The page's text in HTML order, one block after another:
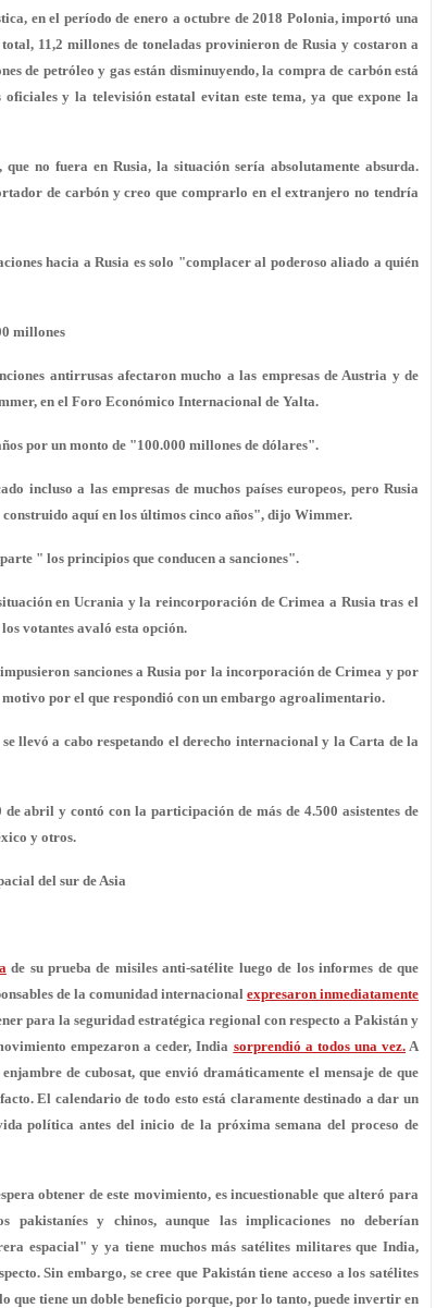
en el período de enero a octubre de 2018 Polonia, importó una
11,2 millones de toneladas provinieron de Rusia y costaron a
de petróleo y gas están disminuyendo, la compra de carbón está
y la televisión estatal evitan este tema, ya que expone la
no fuera en Rusia, la situación sería absolutamente absurda.
de carbón y creo que comprarlo en el extranjero no tendría
hacia a Rusia es solo "complacer al poderoso aliado a quién
millones
antirrusas afectaron mucho a las empresas de Austria y de
en el Foro Económico Internacional de Yalta.
por un monto de "100.000 millones de dólares".
incluso a las empresas de muchos países europeos, pero Rusia
aquí en los últimos cinco años", dijo Wimmer.
" los principios que conducen a sanciones".
en Ucrania y la reincorporación de Crimea a Rusia tras el
votantes avaló esta opción.
sanciones a Rusia por la incorporación de Crimea y por
por el que respondió con un embargo agroalimentario.
llevó a cabo respetando el derecho internacional y la Carta de la
abril y contó con la participación de más de 4.500 asistentes de
y otros.
del sur de Asia
de su prueba de misiles anti-satélite luego de los informes de que
de la comunidad internacionalexpresaron inmediatamente
para la seguridad estratégica regional con respecto a Pakistán y
empezaron a ceder, India sorprendió a todos una vez.A
de cubosat, que envió dramáticamente el mensaje de que
El calendario de todo esto está claramente destinado a dar un
política antes del inicio de la próxima semana del proceso de
obtener de este movimiento, es incuestionable que alteró para
y chinos, aunque las implicaciones no deberían
espacial" y ya tiene muchos más satélites militares que India,
Sin embargo, se cree que Pakistán tiene acceso a los satélites
que tiene un doble beneficio porque, por lo tanto, puede invertir en